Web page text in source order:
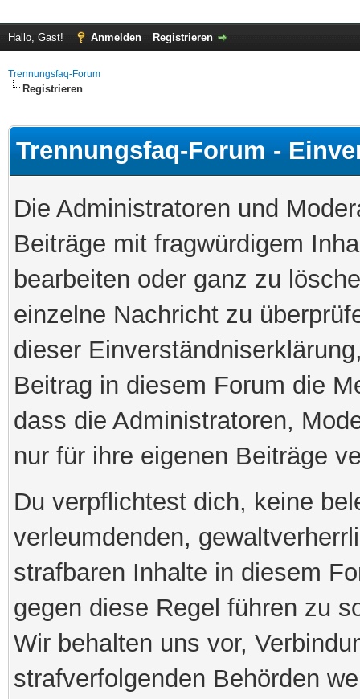
Hallo, Gast! Anmelden Registrieren
Trennungsfaq-Forum
Registrieren
Trennungsfaq-Forum -
Die Administratoren und
Beiträge mit fragwürdigem
bearbeiten oder ganz zu
einzelne Nachricht zu
dieser
Beitrag in diesem Forum die
dass die Administratoren,
nur für ihre eigenen Beiträge
Du verpflichtest dich, keine
verleumdenden,
strafbaren Inhalte in diesem
gegen diese Regel führen zu
Wir behalten uns vor,
strafverfolgenden Behörden